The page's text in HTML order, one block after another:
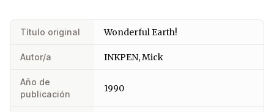
Título original Wonderful Earth!
Autor/a INKPEN, Mick
Año de
publicación
1990